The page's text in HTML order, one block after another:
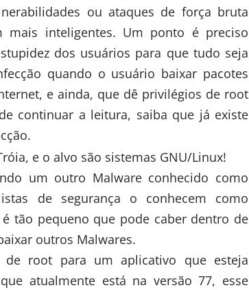
ou ataques de força bruta
mais inteligentes. Um ponto é preciso
dos usuários para que tudo seja
quando o usuário baixar pacotes
e ainda, que dê privilégios de root
continuar a leitura, saiba que já existe
um outro Malware conhecido como
de segurança o conhecem como
tão pequeno que pode caber dentro de
outros Malwares.
root para um aplicativo que esteja
atualmente está na versão 77, esse